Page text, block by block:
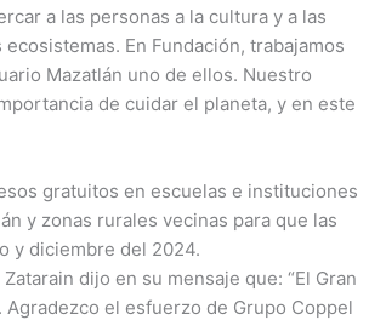
a las personas a la cultura y a las
En Fundación, trabajamos
Mazatlán uno de ellos. Nuestro
de cuidar el planeta, y en este
gratuitos en escuelas e instituciones
y zonas rurales vecinas para que las
y diciembre del 2024.
dijo en su mensaje que: “El Gran
el esfuerzo de Grupo Coppel